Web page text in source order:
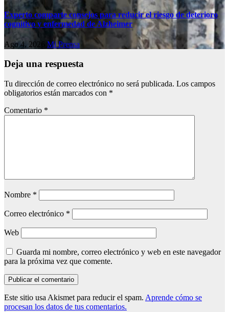
Experto comparte consejos para reducir el riesgo de deterioro
cognitivo у enfermedad de Alzheimer
Ago 4, 2026 Mi Prensa
Deja una respuesta
Tu dirección de correo electrónico no será publicada. Los campos
obligatorios están marcados con *
Comentario *
Nombre *
Correo electrónico *
Web
Guarda mi nombre, correo electrónico y web en este navegador
para la próxima vez que comente.
Este sitio usa Akismet para reducir el spam. Aprende cómo se
procesan los datos de tus comentarios.